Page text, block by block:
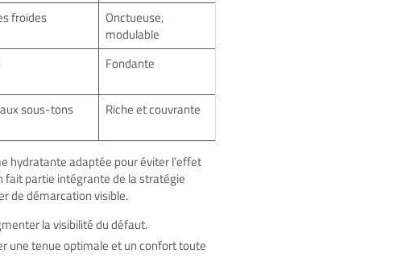
froides
Onctueuse,
modulable
Fondante
sous-tons
Riche et couvrante
hydratante adaptée pour éviter l’effet
fait partie intégrante de la stratégie
de démarcation visible.
la visibilité du défaut.
une tenue optimale et un confort toute